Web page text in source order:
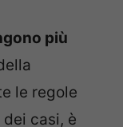
più
le regole
casi, è